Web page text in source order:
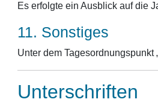
Es erfolgte ein Ausblick auf die
11. Sonstiges
Unter dem
Unterschriften